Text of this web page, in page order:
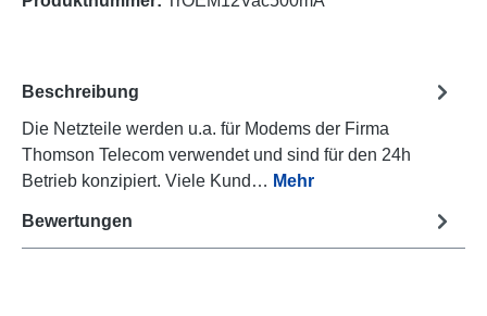
Beschreibung
Die Netzteile werden u.a. für Modems der Firma
Thomson Telecom verwendet und sind für den 24h
Betrieb konzipiert. Viele Kund… Mehr
Bewertungen